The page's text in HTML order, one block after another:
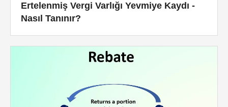
Ertelenmiş Vergi Varlığı Yevmiye Kaydı -
Nasıl Tanınır?